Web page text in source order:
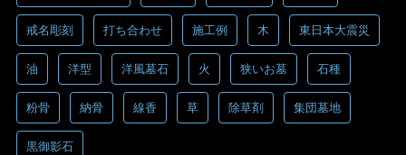
戒名彫刻 打ち合わせ 施工例 木 東日本大震災
油 洋型 洋風墓石 火 狭いお墓 石種
粉骨 納骨 線香 草 除草剤 集団墓地
黒御影石